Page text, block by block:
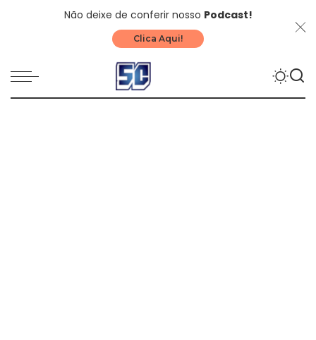
Não deixe de conferir nosso Podcast!
Clica Aqui!